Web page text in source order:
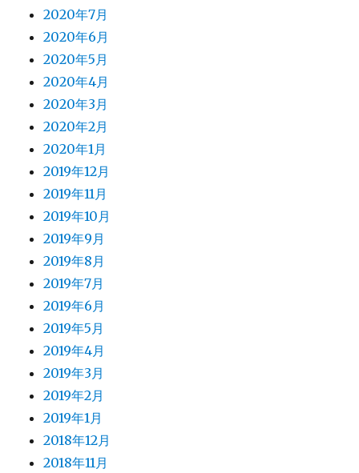
2020年7月
2020年6月
2020年5月
2020年4月
2020年3月
2020年2月
2020年1月
2019年12月
2019年11月
2019年10月
2019年9月
2019年8月
2019年7月
2019年6月
2019年5月
2019年4月
2019年3月
2019年2月
2019年1月
2018年12月
2018年11月